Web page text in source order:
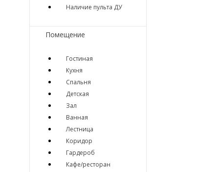
Наличие пульта ДУ
Помещение
Гостиная
Кухня
Спальня
Детская
Зал
Ванная
Лестница
Коридор
Гардероб
Кафе/ресторан